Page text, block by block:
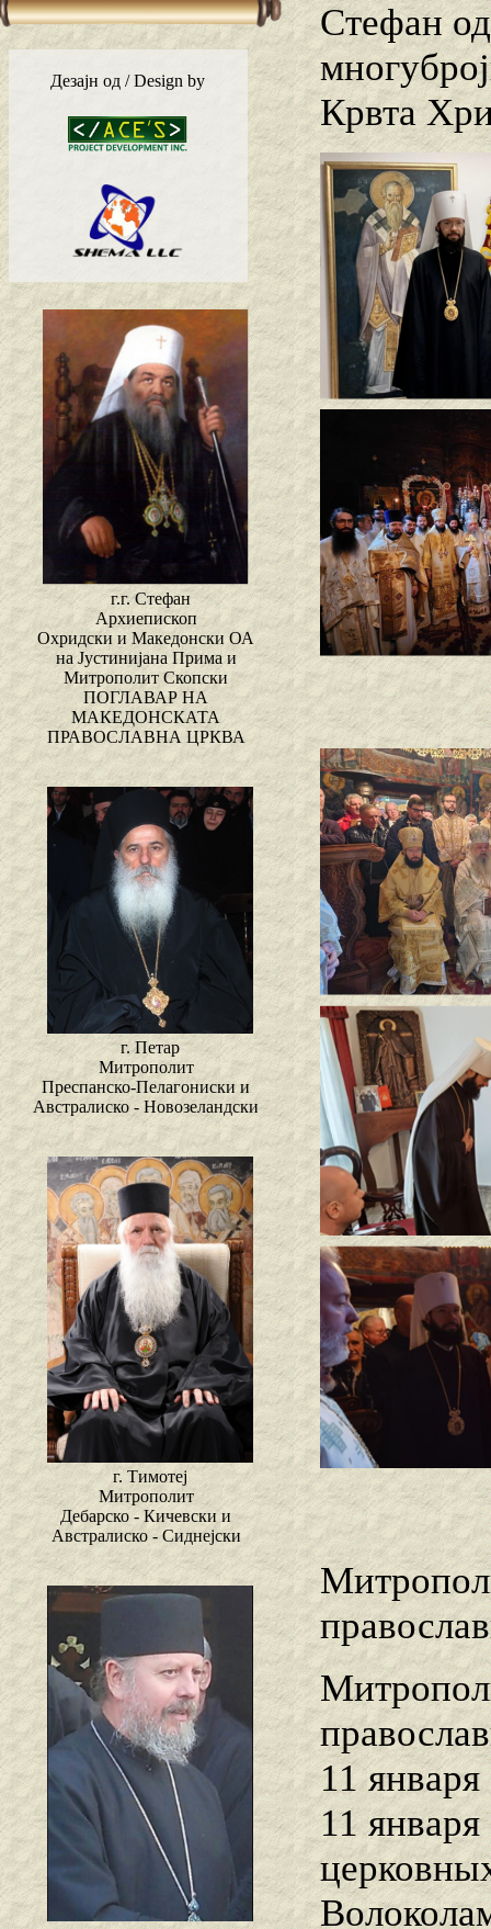
Дезајн од / Design by
г.г. Стефан
Архиепископ
Охридски и Македонски ОА
на Јустинијана Прима и
Митрополит Скопски
ПОГЛАВАР НА
МАКЕДОНСКАТА
ПРАВОСЛАВНА ЦРКВА
г. Петар
Митрополит
Преспанско-Пелагониски и
Австралиско - Новозеландски
г. Тимотеј
Митрополит
Дебарско - Кичевски и
Австралиско - Сиднејски
Стефан
Крвта
11
11